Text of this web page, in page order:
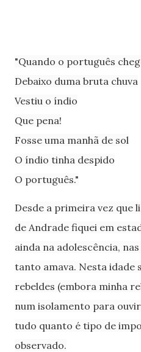
"Quando o português
Debaixo duma bruta chuva
Vestiu o índio
Que pena!
Fosse uma manhã de sol
O índio tinha despido
O português."
Desde a primeira vez que
de Andrade fiquei em
ainda na adolescência,
tanto amava. Nesta idade
rebeldes (embora minha
num isolamento para
tudo quanto é tipo de
observado.